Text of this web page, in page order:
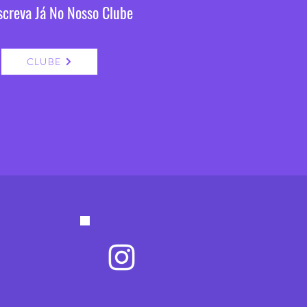
Já No Nosso Clube
CLUBE